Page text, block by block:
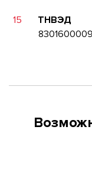
15
ТНВЭД
8301600009